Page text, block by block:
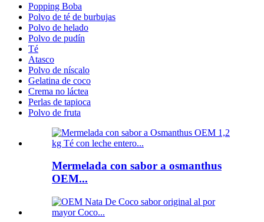
Popping Boba
Polvo de té de burbujas
Polvo de helado
Polvo de pudín
Té
Atasco
Polvo de níscalo
Gelatina de coco
Crema no láctea
Perlas de tapioca
Polvo de fruta
Mermelada con sabor a osmanthus
OEM...